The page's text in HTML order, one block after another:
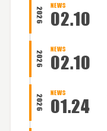
2026
NEWS
02.10
2026
NEWS
02.10
2026
NEWS
01.24